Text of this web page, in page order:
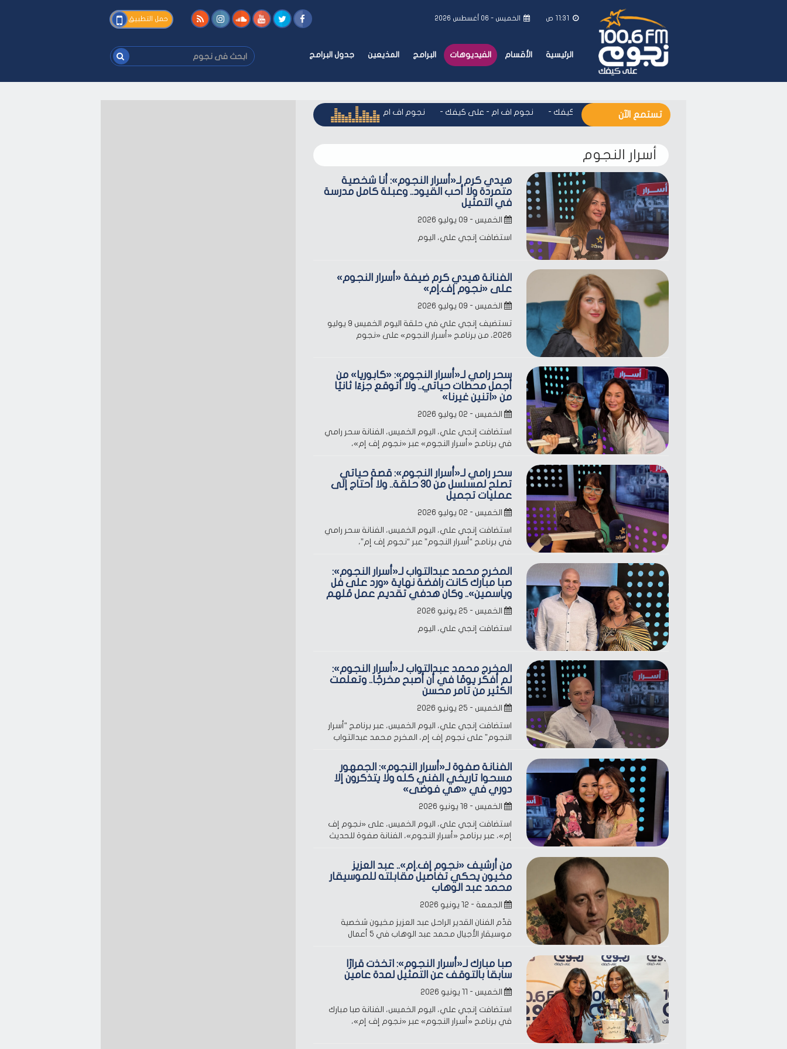
11:31 ص الخميس - ٠٦ أغسطس ٢٠٢٦ حمل التطبيق
الرئيسية الأقسام الفيديوهات البرامج المذيعين جدول البرامج
ابحث
فى
فى
تستمع الآن -نجوم اف ام - على كيفك -نجوم اف ام - على كيفك - نجوم اف ام - على كيفك نجوم اف ام - على كيفك
أسرار النجوم
هيدي كرم لـ«أسرار النجوم»: أنا شخصية
متمردة ولا أحب القيود.. وعبلة كامل مدرسة
في التمثيل
الخميس - ٠٩ يوليو ٢٠٢٦
استضافت إنجي علي، اليوم
الفنانة هيدي كرم ضيفة «أسرار النجوم»
على «نجوم إف.إم»
الخميس - ٠٩ يوليو ٢٠٢٦
تستضيف إنجي علي في حلقة اليوم الخميس 9 يوليو
2026، من برنامج «أسرار النجوم» على «نجوم
سحر رامي لـ«أسرار النجوم»: «كابوريا» من
أجمل محطات حياتي.. ولا أتوقع جزءًا ثانيًا
من «اتنين غيرنا»
الخميس - ٠٢ يوليو ٢٠٢٦
استضافت إنجي علي، اليوم الخميس، الفنانة سحر رامي
في برنامج «أسرار النجوم» عبر «نجوم إف إم»،
سحر رامي لـ«أسرار النجوم»: قصة حياتي
تصلح لمسلسل من 30 حلقة.. ولا أحتاج إلى
عمليات تجميل
الخميس - ٠٢ يوليو ٢٠٢٦
استضافت إنجي علي، اليوم الخميس، الفنانة سحر رامي
في برنامج “أسرار النجوم” عبر “نجوم إف إم”،
المخرج محمد عبدالتواب لـ«أسرار النجوم»:
صبا مبارك كانت رافضة نهاية «ورد على فل
وياسمين».. وكان هدفي تقديم عمل مُلهم
الخميس - ٢٥ يونيو ٢٠٢٦
استضافت إنجي علي، اليوم
المخرج محمد عبدالتواب لـ«أسرار النجوم»:
لم أفكر يومًا في أن أصبح مخرجًا.. وتعلمت
الكثير من تامر محسن
الخميس - ٢٥ يونيو ٢٠٢٦
استضافت إنجي علي، اليوم الخميس، عبر برنامج “أسرار
النجوم” على نجوم إف إم، المخرج محمد عبدالتواب
الفنانة صفوة لـ«أسرار النجوم»: الجمهور
مسحوا تاريخي الفني كله ولا يتذكرون إلا
دوري في «هي فوضى»
الخميس - ١٨ يونيو ٢٠٢٦
استضافت إنجي علي، اليوم الخميس، على «نجوم إف
إم»، عبر برنامج «أسرار النجوم»، الفنانة صفوة للحديث
من أرشيف «نجوم إف.إم».. عبد العزيز
مخيون يحكي تفاصيل مقابلته للموسيقار
محمد عبد الوهاب
الجمعة - ١٢ يونيو ٢٠٢٦
قدّم الفنان القدير الراحل عبد العزيز مخيون شخصية
موسيقار الأجيال محمد عبد الوهاب في 5 أعمال
صبا مبارك لـ«أسرار النجوم»: اتخذت قرارًا
سابقا بالتوقف عن التمثيل لمدة عامين
الخميس - ١١ يونيو ٢٠٢٦
استضافت إنجي علي، اليوم الخميس، الفنانة صبا مبارك
في برنامج «أسرار النجوم» عبر «نجوم إف إم»،